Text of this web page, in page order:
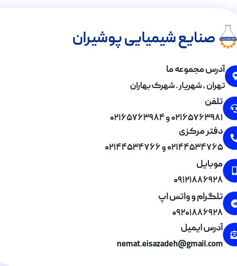
صنایع شیمیایی پوشیران
آدرس مجموعه ما
تهران , شهریار . شهرک بهاران
تلفن
۰۲۱۶۵۷۶۳۹۸۱ و ۰۲۱۶۵۷۶۳۹۸۴
دفتر مرکزی
۰۲۱۴۴۵۳۴۷۶۵ و ۰۲۱۴۴۵۳۴۷۶۶
موبایل
۰۹۱۲۱۸۸۶۹۲۸
تلگرام و واتس اپ
۰۹۲۰۱۸۸۶۹۲۸
آدرس ایمیل
nemat.eisazadeh@gmail.com